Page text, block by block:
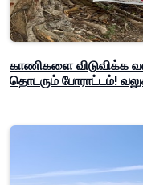
காணிகளை விடுவிக்க
தொடரும் போராட்டம்!